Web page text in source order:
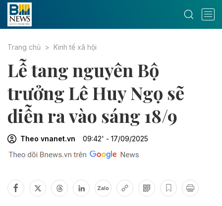
Trang chủ Kinh tế xã hội
Lễ tang nguyên Bộ
trưởng Lê Huy Ngọ sẽ
diễn ra vào sáng 18/9
Theo vnanet.vn 09:42' - 17/09/2025
Zalo